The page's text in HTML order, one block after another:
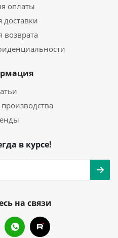
оплаты
доставки
возврата
в курсе!
на связи